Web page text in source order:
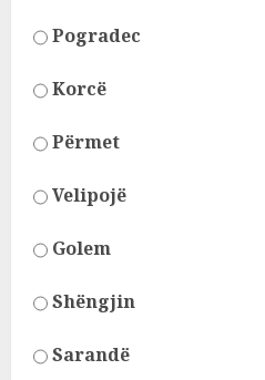
Pogradec
Korcë
Përmet
Velipojë
Golem
Shëngjin
Sarandë